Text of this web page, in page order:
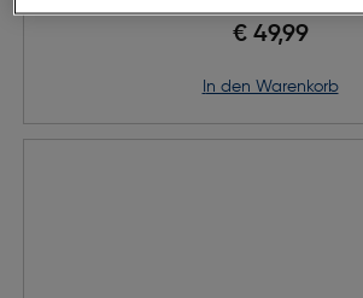
€ 49,99
in den Warenkorb